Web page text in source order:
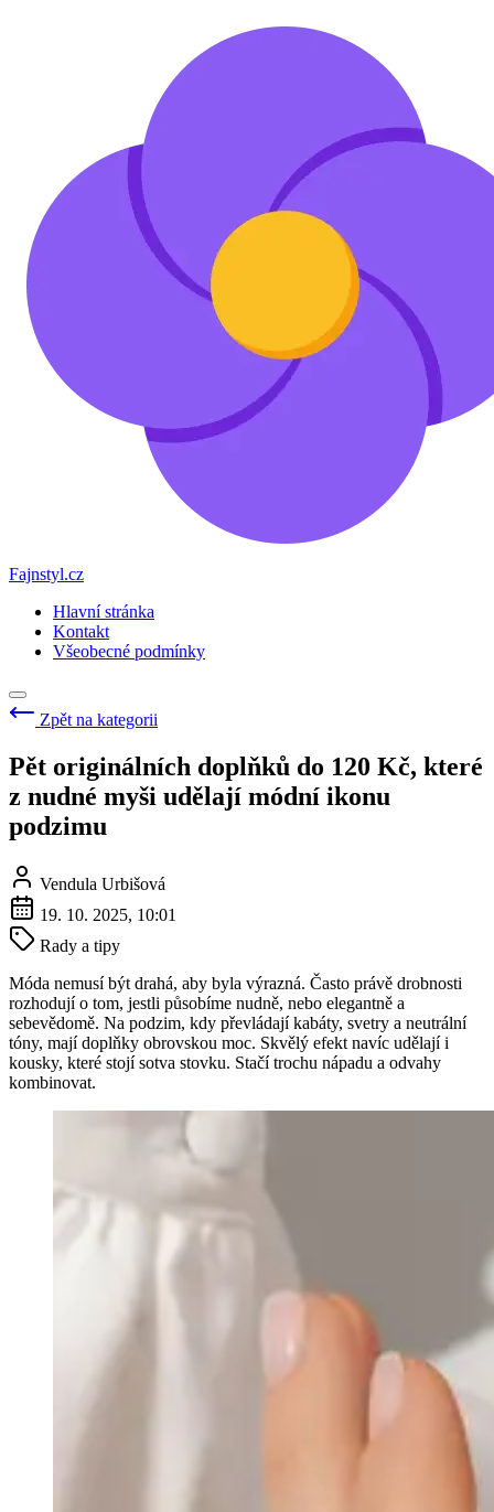
Fajnstyl.cz
Hlavní stránka
Kontakt
Všeobecné podmínky
Zpět na kategorii
Pět originálních doplňků do 120 Kč, které
z nudné myši udělají módní ikonu
podzimu
Vendula Urbišová
19. 10. 2025, 10:01
Rady a tipy
Móda nemusí být drahá, aby byla výrazná. Často právě drobnosti
rozhodují o tom, jestli působíme nudně, nebo elegantně a
sebevědomě. Na podzim, kdy převládají kabáty, svetry a neutrální
tóny, mají doplňky obrovskou moc. Skvělý efekt navíc udělají i
kousky, které stojí sotva stovku. Stačí trochu nápadu a odvahy
kombinovat.